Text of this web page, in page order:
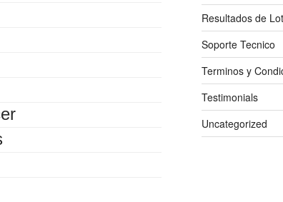
Resultados de
Soporte Tecnico
Terminos y
Testimonials
Uncategorized